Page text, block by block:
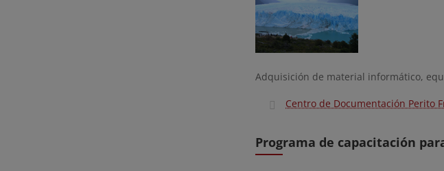
Adquisición de material informático,
Centro de Documentación Perito
Programa de capacitación